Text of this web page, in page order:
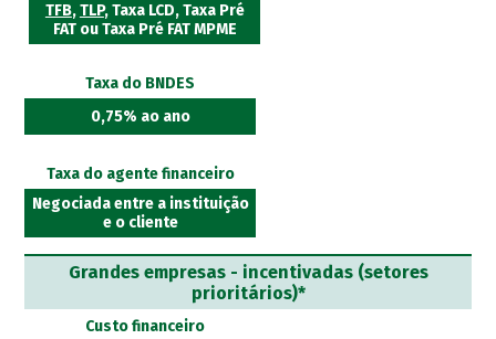
TFB,TLP, Taxa LCD, Taxa Pré
FAT ou Taxa Pré FAT MPME
Taxa do BNDES
0,75% ao ano
Taxa do agente financeiro
Negociada entre a instituição
e o cliente
Grandes empresas - incentivadas (setores
prioritários)*
Custo financeiro